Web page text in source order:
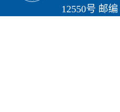
12550号 邮编